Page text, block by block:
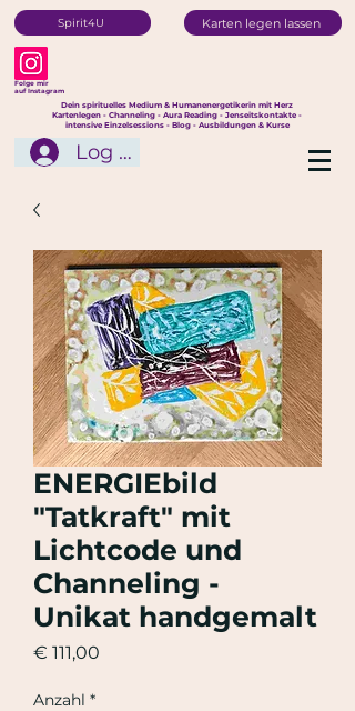
Spirit4U Karten legen lassen
Folge mir
auf Instagram
Dein spirituelles Medium & Humanenergetikerin mit Herz
Kartenlegen - Channeling - Aura Reading - Jenseitskontakte -
intensive Einzelsessions - Blog - Ausbildungen & Kurse
Log In
ENERGIEbild
"Tatkraft" mit
Lichtcode und
Channeling -
Unikat handgemalt
€ 111,00
Anzahl *